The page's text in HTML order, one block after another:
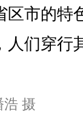
区市的特
人们穿行
浩 摄